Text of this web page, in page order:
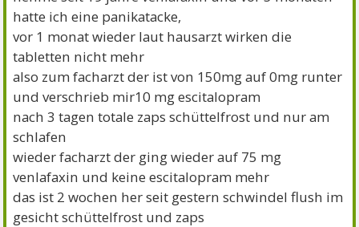
hatte ich eine panikatacke,
vor 1 monat wieder laut hausarzt wirken die
tabletten nicht mehr
also zum facharzt der ist von 150mg auf 0mg runter
und verschrieb mir10 mg escitalopram
nach 3 tagen totale zaps schüttelfrost und nur am
schlafen
wieder facharzt der ging wieder auf 75 mg
venlafaxin und keine escitalopram mehr
das ist 2 wochen her seit gestern schwindel flush im
gesicht schüttelfrost und zaps